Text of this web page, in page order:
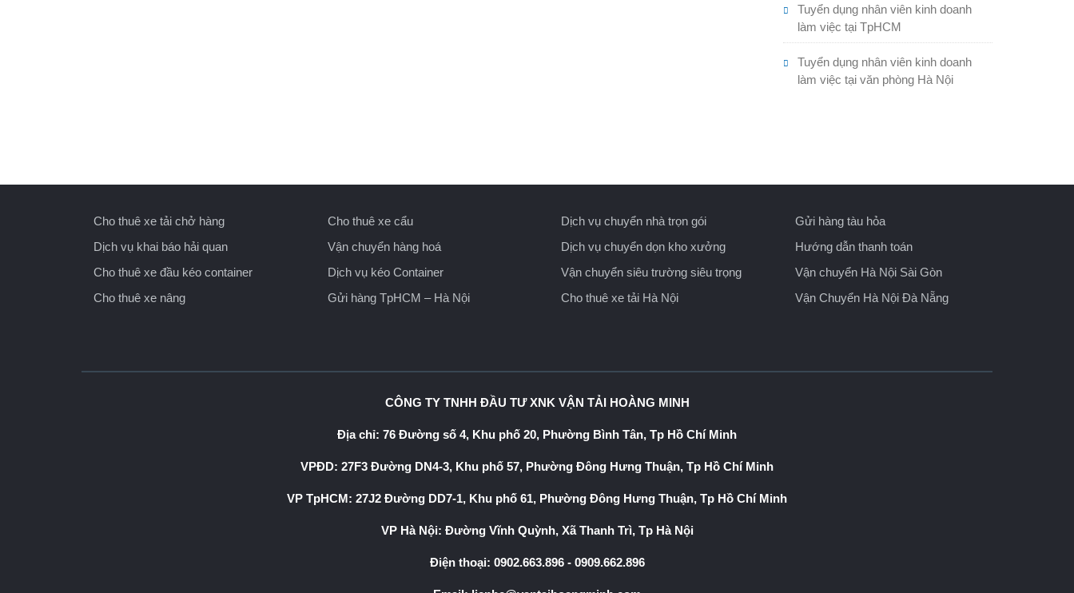
Tuyển dụng nhân viên kinh doanh
làm việc tại TpHCM
Tuyển dụng nhân viên kinh doanh
làm việc tại văn phòng Hà Nội
Cho thuê xe tải chở hàng
Dịch vụ khai báo hải quan
Cho thuê xe đầu kéo container
Cho thuê xe nâng
Cho thuê xe cẩu
Vận chuyển hàng hoá
Dịch vụ kéo Container
Gửi hàng TpHCM – Hà Nội
Dịch vụ chuyển nhà trọn gói
Dịch vụ chuyển dọn kho xưởng
Vận chuyển siêu trường siêu trọng
Cho thuê xe tải Hà Nội
Gửi hàng tàu hỏa
Hướng dẫn thanh toán
Vận chuyển Hà Nội Sài Gòn
Vận Chuyển Hà Nội Đà Nẵng
CÔNG TY TNHH ĐẦU TƯ XNK VẬN TẢI HOÀNG MINH
Địa chỉ: 76 Đường số 4, Khu phố 20, Phường Bình Tân, Tp Hồ Chí Minh
VPĐD: 27F3 Đường DN4-3, Khu phố 57, Phường Đông Hưng Thuận, Tp Hồ Chí Minh
VP TpHCM: 27J2 Đường DD7-1, Khu phố 61, Phường Đông Hưng Thuận, Tp Hồ Chí Minh
VP Hà Nội: Đường Vĩnh Quỳnh, Xã Thanh Trì, Tp Hà Nội
Điện thoại: 0902.663.896- 0909.662.896